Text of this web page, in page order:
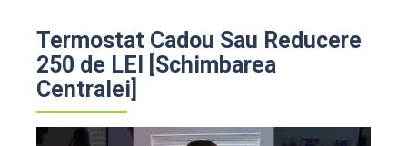
Termostat Cadou Sau Reducere
250 de LEI [Schimbarea
Centralei]